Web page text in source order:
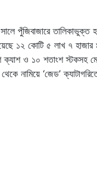
পুঁজিবাজারে
১২ কোটি ৫ লাখ ৭
ক্যাশ ও ১০ শতাংশ
নামিয়ে ‘জেড’